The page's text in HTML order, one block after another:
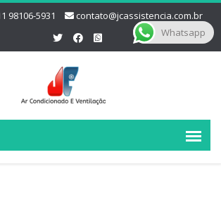
98106-5931 contato@jcassistencia.com.br
Whatsapp